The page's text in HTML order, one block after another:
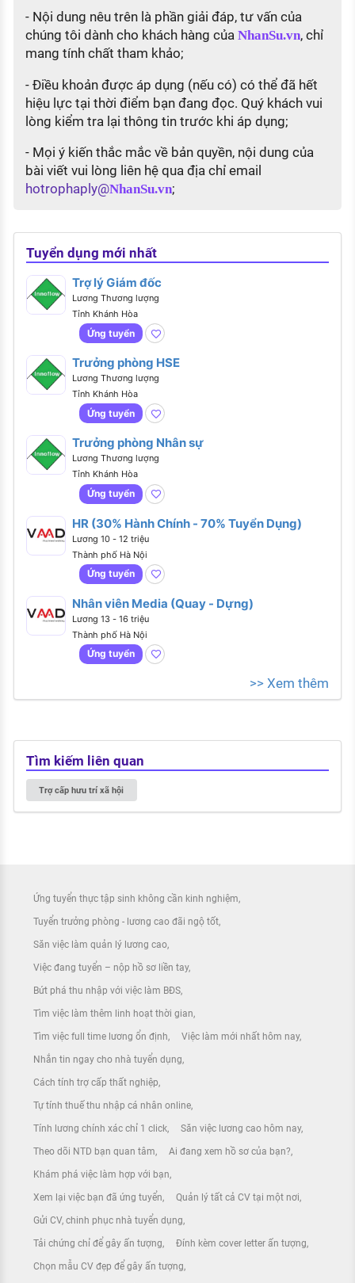
- Nội dung nêu trên là phần giải đáp, tư vấn của
chúng tôi dành cho khách hàng của NhanSu.vn, chỉ
mang tính chất tham khảo;
- Điều khoản được áp dụng (nếu có) có thể đã hết
hiệu lực tại thời điểm bạn đang đọc. Quý khách vui
lòng kiểm tra lại thông tin trước khi áp dụng;
- Mọi ý kiến thắc mắc về bản quyền, nội dung của
bài viết vui lòng liên hệ qua địa chỉ email
hotrophaply@NhanSu.vn;
Tuyển dụng mới nhất
Trợ lý Giám đốc
Lương Thương lượng
Tỉnh Khánh Hòa
Ứng tuyển
Trưởng phòng HSE
Lương Thương lượng
Tỉnh Khánh Hòa
Ứng tuyển
Trưởng phòng Nhân sự
Lương Thương lượng
Tỉnh Khánh Hòa
Ứng tuyển
HR (30% Hành Chính - 70% Tuyển Dụng)
Lương 10 - 12 triệu
Thành phố Hà Nội
Ứng tuyển
Nhân viên Media (Quay - Dựng)
Lương 13 - 16 triệu
Thành phố Hà Nội
Ứng tuyển
>> Xem thêm
Tìm kiếm liên quan
Trợ cấp hưu trí xã hội
Ứng tuyển thực tập sinh không cần kinh nghiệm
Tuyển trưởng phòng - lương cao đãi ngộ tốt
Săn việc làm quản lý lương cao
Việc đang tuyển – nộp hồ sơ liền tay
Bứt phá thu nhập với việc làm BĐS
Tìm việc làm thêm linh hoạt thời gian
Tìm việc full time lương ổn định Việc làm mới nhất hôm nay
Nhắn tin ngay cho nhà tuyển dụng
Cách tính trợ cấp thất nghiệp
Tự tính thuế thu nhập cá nhân online
Tính lương chính xác chỉ 1 click Săn việc lương cao hôm nay
Theo dõi NTD bạn quan tâm Ai đang xem hồ sơ của bạn?
Khám phá việc làm hợp với bạn
Xem lại việc bạn đã ứng tuyển Quản lý tất cả CV tại một nơi
Gửi CV, chinh phục nhà tuyển dụng
Tải chứng chỉ để gây ấn tượng Đính kèm cover letter ấn tượng
Chọn mẫu CV đẹp để gây ấn tượng